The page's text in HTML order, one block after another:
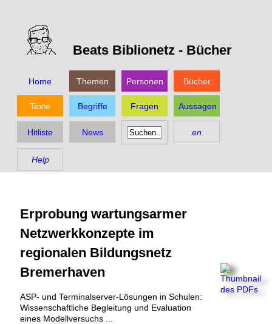
Beats Biblionetz - Bücher
Home Themen Personen Bücher
Texte Begriffe Fragen Aussagen
Hitliste News en
Help
Erprobung wartungsarmer
Netzwerkkonzepte im
regionalen Bildungsnetz
Bremerhaven
ASP- und Terminalserver-Lösungen in Schulen:
Wissenschaftliche Begleitung und Evaluation
eines Modellversuchs ...